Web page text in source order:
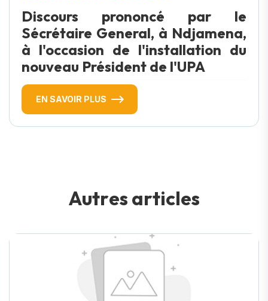
Discours prononcé par le
Sécrétaire General, à Ndjamena,
à l'occasion de l'installation du
nouveau Président de l'UPA
EN SAVOIR PLUS
Autres articles